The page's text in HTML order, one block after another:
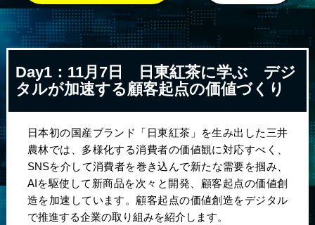
Day1：11月7日
日東紅茶に学ぶ デジ
タルが加速する顧客起点の価値づくり
日本初の国産ブランド「日東紅茶」を生み出した三井
農林では、多様化する消費者の価値観に対応すべく、
SNSを介して消費者を巻き込んで新たな需要を掴み、
AIを駆使して新商品を次々と開発、顧客起点の価値創
造を加速しています。顧客起点の価値創造をデジタル
で推進する企業の取り組みを紹介します。